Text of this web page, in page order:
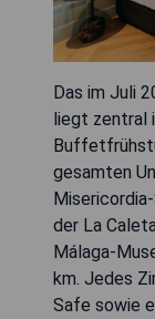
Das im Juli
liegt zentral
gesamten
der La
Málaga-
km. Jedes
Safe sowie